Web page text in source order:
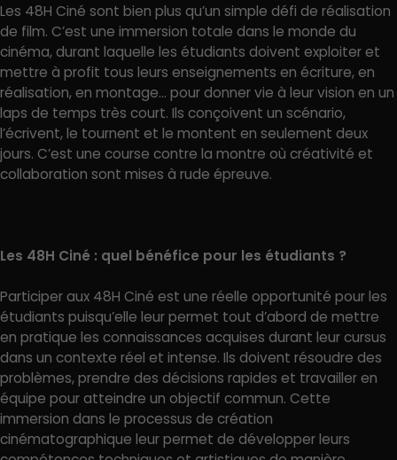
Les 48H Ciné sont bien plus qu’un simple défi de réalisation
de film. C’est une immersion totale dans le monde du
cinéma, durant laquelle les étudiants doivent exploiter et
mettre à profit tous leurs enseignements en écriture, en
réalisation, en montage… pour donner vie à leur vision en un
laps de temps très court. Ils conçoivent un scénario,
l’écrivent, le tournent et le montent en seulement deux
jours. C’est une course contre la montre où créativité et
collaboration sont mises à rude épreuve.
Les 48H Ciné : quel bénéfice pour les étudiants ?
Participer aux 48H Ciné est une réelle opportunité pour les
étudiants puisqu’elle leur permet tout d’abord de mettre
en pratique les connaissances acquises durant leur cursus
dans un contexte réel et intense. Ils doivent résoudre des
problèmes, prendre des décisions rapides et travailler en
équipe pour atteindre un objectif commun. Cette
immersion dans le processus de création
cinématographique leur permet de développer leurs